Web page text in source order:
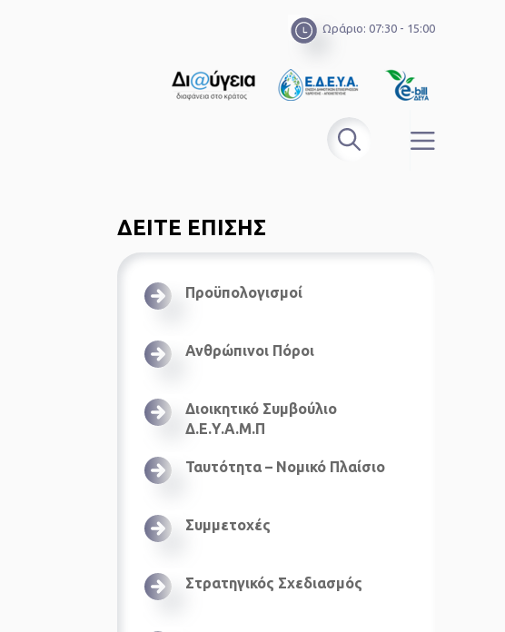
Ωράριο: 07:30 - 15:00
ΔΕΙΤΕ ΕΠΙΣΗΣ
Προϋπολογισμοί
Ανθρώπινοι Πόροι
Διοικητικό Συμβούλιο
Δ.Ε.Υ.Α.Μ.Π
Ταυτότητα – Νομικό Πλαίσιο
Συμμετοχές
Στρατηγικός Σχεδιασμός